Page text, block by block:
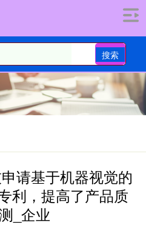
搜索
请基于机器视觉的
利，提高了产品质
_企业